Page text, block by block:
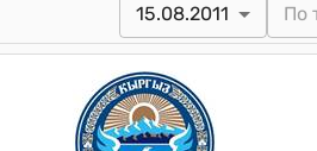
15.08.2011